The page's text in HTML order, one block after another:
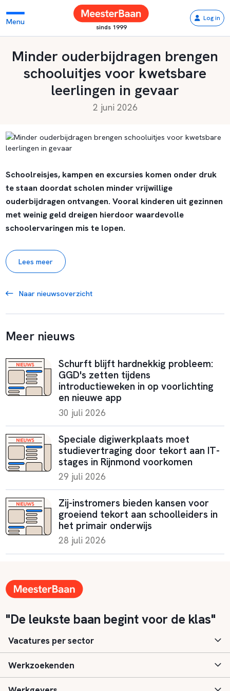
Menu
sinds 1999
Log in
Minder ouderbijdragen brengen
schooluitjes voor kwetsbare
leerlingen in gevaar
2 juni 2026
Schoolreisjes, kampen en excursies komen onder druk
te staan doordat scholen minder vrijwillige
ouderbijdragen ontvangen. Vooral kinderen uit gezinnen
met weinig geld dreigen hierdoor waardevolle
schoolervaringen mis te lopen.
Lees meer
Naar nieuwsoverzicht
Meer nieuws
Schurft blijft hardnekkig probleem:
GGD's zetten tijdens
introductieweken in op voorlichting
en nieuwe app
30 juli 2026
Speciale digiwerkplaats moet
studievertraging door tekort aan IT-
stages in Rijnmond voorkomen
29 juli 2026
Zij-instromers bieden kansen voor
groeiend tekort aan schoolleiders in
het primair onderwijs
28 juli 2026
"De leukste baan begint voor de klas"
Vacatures per sector
Basisonderwijs
Werkzoekenden